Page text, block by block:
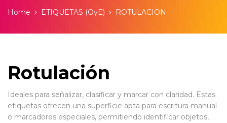
Home ETIQUETAS (OyE) ROTULACION
Rotulación
Ideales para señalizar, clasificar y marcar con claridad. Estas
etiquetas ofrecen una superficie apta para escritura manual
o marcadores especiales, permitiendo identificar objetos,